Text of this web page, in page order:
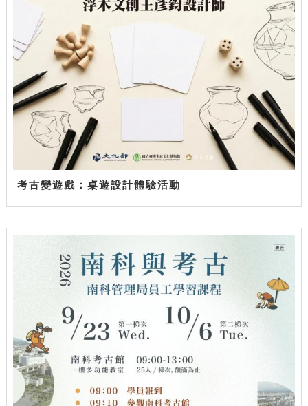
考古變遊戲：桌遊設計體驗活動